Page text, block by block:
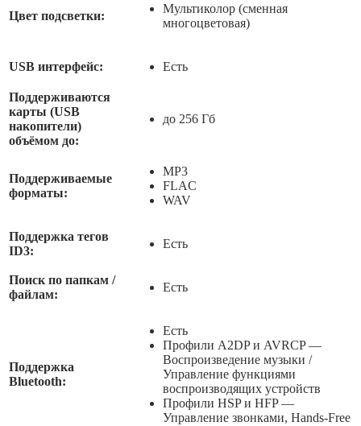
Цвет подсветки:
Мультиколор (сменная
многоцветовая)
USB интерфейс: Есть
Поддерживаются
карты (USB
накопители)
объёмом до:
до 256 Гб
Поддерживаемые
форматы:
MP3
FLAC
WAV
Поддержка тегов
ID3:
Есть
Поиск по папкам /
файлам:
Есть
Поддержка
Bluetooth:
Есть
Профили A2DP и AVRCP —
Воспроизведение музыки /
Управление функциями
воспроизводящих устройств
Профили HSP и HFP —
Управление звонками, Hands-Free